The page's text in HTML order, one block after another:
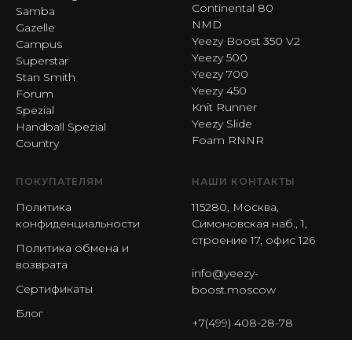
Samba
Gazelle
Campus
Superstar
Stan Smith
Forum
Spezial
Handball Spezial
Country
Continental 80
NMD
Yeezy Boost 350 V2
Yeezy 500
Yeezy 700
Yeezy 450
Knit Runner
Yeezy Slide
Foam RNNR
ПОКУПАТЕЛЯМ
Политика
конфиденциальности
Политика обмена и
возврата
Сертификаты
Блог
НАШИ КОНТАКТЫ
115280, Москва,
Симоновская наб., 1,
строение 17, офис 126
info@yeezy-
boost.moscow
+7(499) 408-28-78